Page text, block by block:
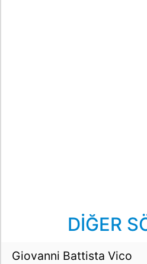
DİĞER
Giovanni Battista Vico